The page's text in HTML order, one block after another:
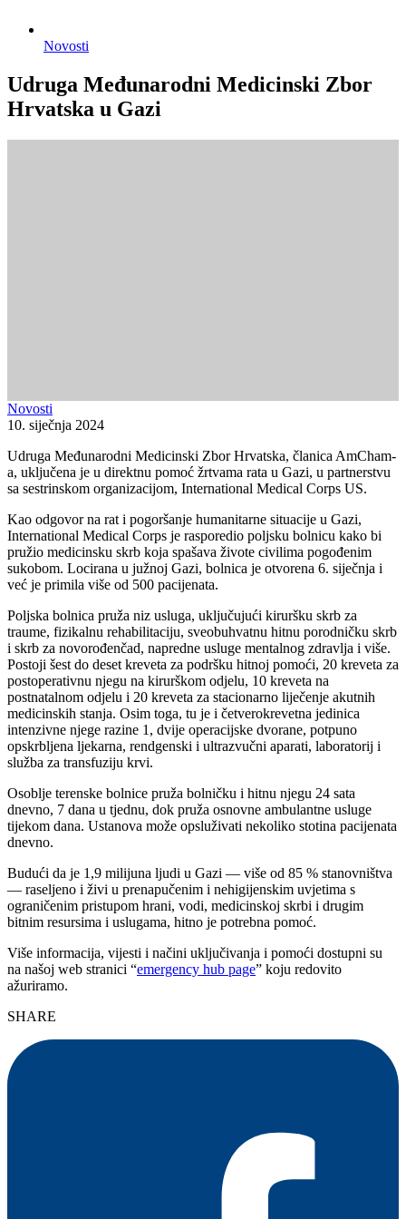
Novosti
Udruga Međunarodni Medicinski Zbor
Hrvatska u Gazi
Novosti
10. siječnja 2024
Udruga Međunarodni Medicinski Zbor Hrvatska, članica AmCham-
a, uključena je u direktnu pomoć žrtvama rata u Gazi, u partnerstvu
sa sestrinskom organizacijom, International Medical Corps US.
Kao odgovor na rat i pogoršanje humanitarne situacije u Gazi,
International Medical Corps je rasporedio poljsku bolnicu kako bi
pružio medicinsku skrb koja spašava živote civilima pogođenim
sukobom. Locirana u južnoj Gazi, bolnica je otvorena 6. siječnja i
već je primila više od 500 pacijenata.
Poljska bolnica pruža niz usluga, uključujući kiruršku skrb za
traume, fizikalnu rehabilitaciju, sveobuhvatnu hitnu porodničku skrb
i skrb za novorođenčad, napredne usluge mentalnog zdravlja i više.
Postoji šest do deset kreveta za podršku hitnoj pomoći, 20 kreveta za
postoperativnu njegu na kirurškom odjelu, 10 kreveta na
postnatalnom odjelu i 20 kreveta za stacionarno liječenje akutnih
medicinskih stanja. Osim toga, tu je i četverokrevetna jedinica
intenzivne njege razine 1, dvije operacijske dvorane, potpuno
opskrbljena ljekarna, rendgenski i ultrazvučni aparati, laboratorij i
služba za transfuziju krvi.
Osoblje terenske bolnice pruža bolničku i hitnu njegu 24 sata
dnevno, 7 dana u tjednu, dok pruža osnovne ambulantne usluge
tijekom dana. Ustanova može opsluživati nekoliko stotina pacijenata
dnevno.
Budući da je 1,9 milijuna ljudi u Gazi — više od 85 % stanovništva
— raseljeno i živi u prenapučenim i nehigijenskim uvjetima s
ograničenim pristupom hrani, vodi, medicinskoj skrbi i drugim
bitnim resursima i uslugama, hitno je potrebna pomoć.
Više informacija, vijesti i načini uključivanja i pomoći dostupni su
na našoj web stranici “emergency hub page” koju redovito
ažuriramo.
SHARE